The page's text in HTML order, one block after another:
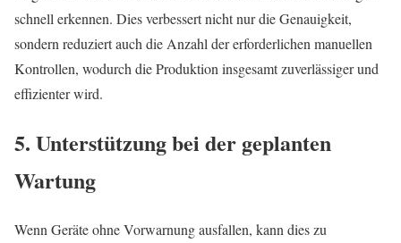
schnell erkennen. Dies verbessert nicht nur die Genauigkeit,
sondern reduziert auch die Anzahl der erforderlichen manuellen
Kontrollen, wodurch die Produktion insgesamt zuverlässiger und
effizienter wird.
5. Unterstützung bei der geplanten
Wartung
Wenn Geräte ohne Vorwarnung ausfallen, kann dies zu